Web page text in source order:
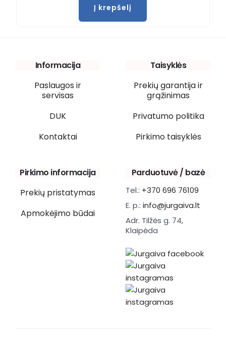
Į krepšelį
Informacija
Paslaugos ir
servisas
DUK
Kontaktai
Taisyklės
Prekių garantija ir
grąžinimas
Privatumo politika
Pirkimo taisyklės
Pirkimo informacija
Prekių pristatymas
Apmokėjimo būdai
Parduotuvė / bazė
Tel.: +370 696 76109
E. p.: info@jurgaiva.lt
Adr. Tilžės g. 74,
Klaipėda